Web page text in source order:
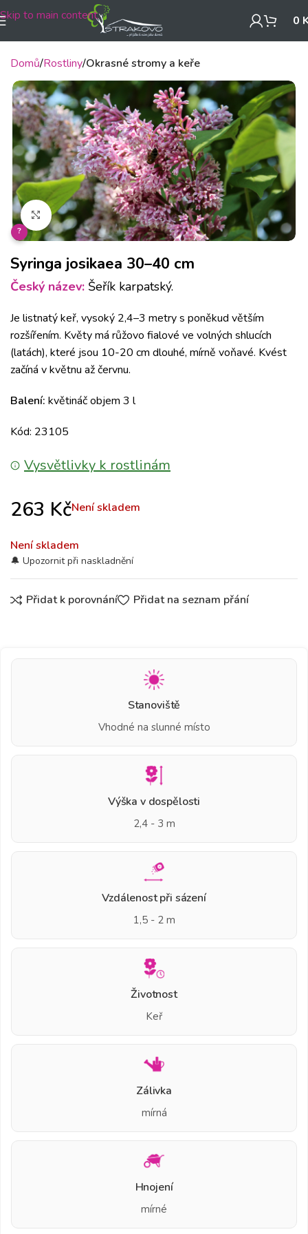
Skip to main content 0
Domů Rostliny Okrasné stromy a keře
Klikněte pro zvětšení
?
Syringa josikaea 30–40 cm
Český název: Šeřík karpatský.
Je listnatý keř, vysoký 2,4–3 metry s poněkud větším
rozšířením. Květy má růžovo fialové ve volných shlucích
(latách), které jsou 10-20 cm dlouhé, mírně voňavé. Kvést
začíná v květnu až červnu.
Balení: květináč objem 3 l
Kód: 23105
Vysvětlivky k rostlinám
263 KčNení skladem
Není skladem
Přidat k porovnání Přidat na seznam přání
Stanoviště
Vhodné na slunné místo
Výška v dospělosti
2,4 - 3 m
Vzdálenost při sázení
1,5 - 2 m
Životnost
Keř
Zálivka
mírná
Hnojení
mírné